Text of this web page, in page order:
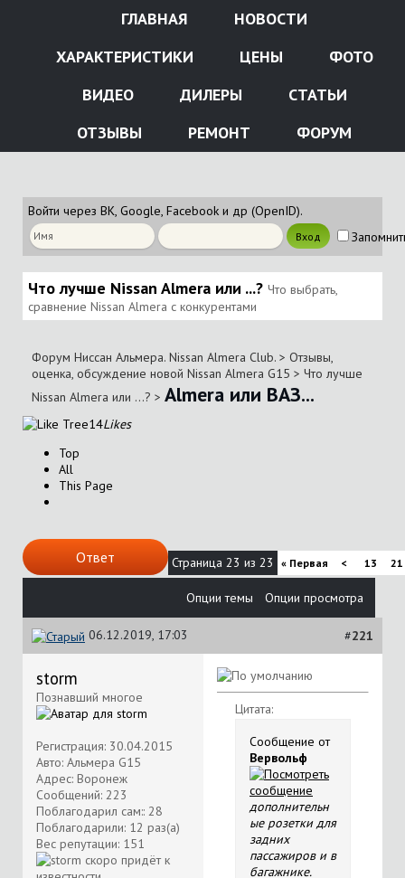
ГЛАВНАЯ
НОВОСТИ
ХАРАКТЕРИСТИКИ
ЦЕНЫ
ФОТО
ВИДЕО
ДИЛЕРЫ
СТАТЬИ
ОТЗЫВЫ
РЕМОНТ ФОРУМ
Войти через ВК, Google, Facebook и др (OpenID).
Что лучше Nissan Almera или ...? Что выбрать,
сравнение Nissan Almera с конкурентами
Форум Ниссан Альмера. Nissan Almera Club. > Отзывы,
оценка, обсуждение новой Nissan Almera G15 > Что лучше
Nissan Almera или ...? > Almera или ВАЗ...
14Likes
Top
All
This Page
Ответ Страница 23 из 23 « Первая < 13 21
Опции темы Опции просмотра
06.12.2019, 17:03 #221
storm
Познавший многое
Регистрация: 30.04.2015
Авто: Альмера G15
Адрес: Воронеж
Сообщений: 223
Поблагодарил сам:: 28
Поблагодарили: 12 раз(а)
Вес репутации: 151
Цитата:
Сообщение от
Вервольф
дополнительн
ые розетки для
задних
пассажиров и в
багажнике.